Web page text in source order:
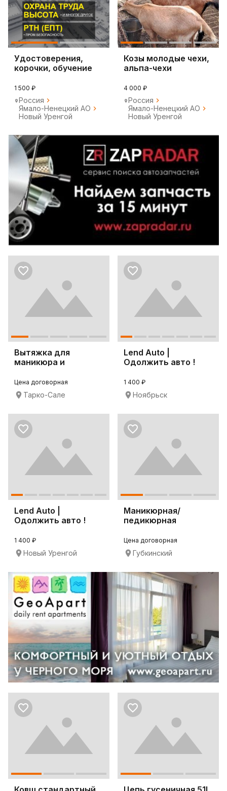
Удостоверения,
корочки, обучение
1 500 ₽
Россия
Ямало-Ненецкий АО
Новый Уренгой
Козы молодые чехи,
альпа-чехи
4 000 ₽
Россия
Ямало-Ненецкий АО
Новый Уренгой
Вытяжка для
маникюра и
Alize
Цена договорная
Тарко-Сале
Lend Auto |
Одолжить авто !
1 400 ₽
Ноябрьск
Lend Auto |
Одолжить авто !
1 400 ₽
Новый Уренгой
Маникюрная/
педикюрная
Alize
Цена договорная
Губкинский